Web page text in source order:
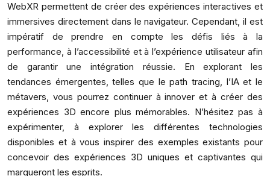
WebXR permettent de créer des expériences interactives et
immersives directement dans le navigateur. Cependant, il est
impératif de prendre en compte les défis liés à la
performance, à l’accessibilité et à l’expérience utilisateur afin
de garantir une intégration réussie. En explorant les
tendances émergentes, telles que le path tracing, l’IA et le
métavers, vous pourrez continuer à innover et à créer des
expériences 3D encore plus mémorables. N’hésitez pas à
expérimenter, à explorer les différentes technologies
disponibles et à vous inspirer des exemples existants pour
concevoir des expériences 3D uniques et captivantes qui
marqueront les esprits.